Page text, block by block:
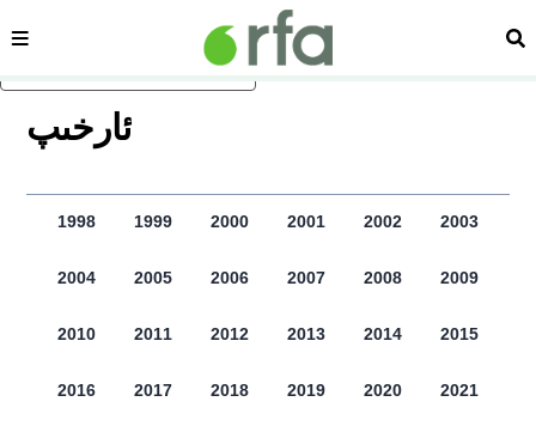
асаслиқ мәзмунға атлаң
сәһипә
ﺋﺎﺭﺧﯩﭗ
1998 1999 2000 2001 2002 2003
2004 2005 2006 2007 2008 2009
2010 2011 2012 2013 2014 2015
2016 2017 2018 2019 2020 2021